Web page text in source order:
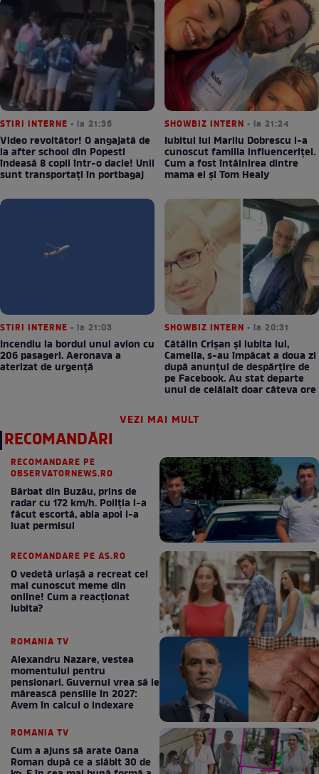
STIRI INTERNE • la 21:36
Video revoltător! O angajată de
la after school din Popesti
îndeasă 8 copii într-o dacie! Unii
sunt transportați în portbagaj
SHOWBIZ INTERN • la 21:24
Iubitul lui Marilu Dobrescu i-a
cunoscut familia influenceriței.
Cum a fost întâlnirea dintre
mama ei și Tom Healy
STIRI INTERNE • la 21:03
Incendiu la bordul unui avion cu
206 pasageri. Aeronava a
aterizat de urgență
SHOWBIZ INTERN • la 20:31
Cătălin Crișan și iubita lui,
Camelia, s-au împăcat a doua zi
după anunțul de despărțire de
pe Facebook. Au stat departe
unul de celălalt doar câteva ore
VEZI MAI MULT
RECOMANDĂRI
RECOMANDARE PE
OBSERVATORNEWS.RO
Bărbat din Buzău, prins de
radar cu 172 km/h. Poliţia i-a
făcut escortă, abia apoi i-a
luat permisul
RECOMANDARE PE AS.RO
O vedetă uriașă a recreat cel
mai cunoscut meme din
online! Cum a reacționat
iubita?
ROMANIA TV
Alexandru Nazare, vestea
momentului pentru
pensionari. Guvernul vrea să le
mărească pensiile în 2027:
Avem în calcul o indexare
ROMANIA TV
Cum a ajuns să arate Oana
Roman după ce a slăbit 30 de